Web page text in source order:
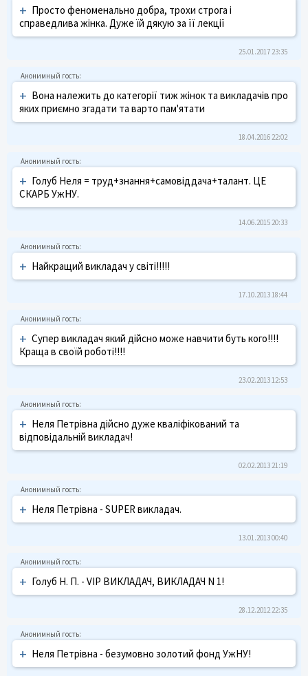
+ Просто феноменально добра, трохи строга і
справедлива жінка. Дуже їй дякую за її лекції
25.01.2017 23:35
+ Вона належить до категорії тиж жінок та викладачів про
яких приємно згадати та варто пам'ятати
18.04.2016 22:02
+ Голуб Неля = труд+знання+самовіддача+талант. ЦЕ
СКАРБ УжНУ.
14.06.2015 20:33
+ Найкращий викладач у світі!!!!!
17.10.2013 18:44
+ Супер викладач який дійсно може навчити буть кого!!!!
Краща в своїй роботі!!!!
23.02.2013 12:53
+ Неля Петрівна дійсно дуже кваліфікований та
відповідальній викладач!
02.02.2013 21:19
+ Неля Петрівна - SUPER викладач.
13.01.2013 00:40
+ Голуб Н. П. - VIP ВИКЛАДАЧ, ВИКЛАДАЧ N 1!
28.12.2012 22:35
+ Неля Петрівна - безумовно золотий фонд УжНУ!